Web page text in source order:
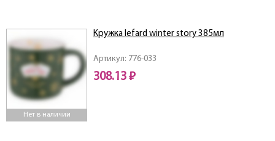
Нет в наличии
Артикул: 776-033
Кружка lefard winter story 385мл
308.13 ₽